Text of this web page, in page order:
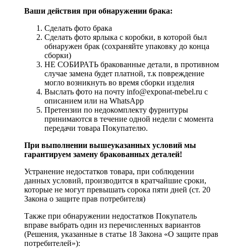
Ваши действия при обнаружении брака:
Сделать фото брака
Сделать фото ярлыка с коробки, в которой был
обнаружен брак (сохраняйте упаковку до конца
сборки)
НЕ СОБИРАТЬ бракованные детали, в противном
случае замена будет платной, т.к повреждение
могло возникнуть во время сборки изделия
Выслать фото на почту info@exponat-mebel.ru с
описанием или на WhatsApp
Претензии по недокомплекту фурнитуры
принимаются в течение одной недели с момента
передачи товара Покупателю.
При выполнении вышеуказанных условий мы
гарантируем замену бракованных деталей!
Устранение недостатков товара, при соблюдении
данных условий, производится в кратчайшие сроки,
которые не могут превышать сорока пяти дней (ст. 20
Закона о защите прав потребителя)
Также при обнаружении недостатков Покупатель
вправе выбрать один из перечисленных вариантов
(Решения, указанные в статье 18 Закона «О защите прав
потребителей»):